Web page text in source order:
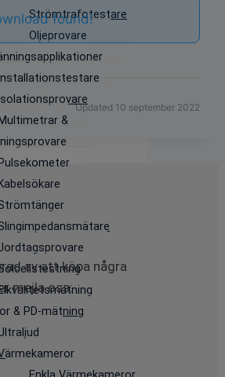
Strömtrafotestare
Oljeprovare
Installationstestare
Isolationsprovare
Multimetrar &
Pulsekometer
Kabelsökare
& PD-mätning
found!
Updated 10 september 2022
av att köpa några
mejla oss: